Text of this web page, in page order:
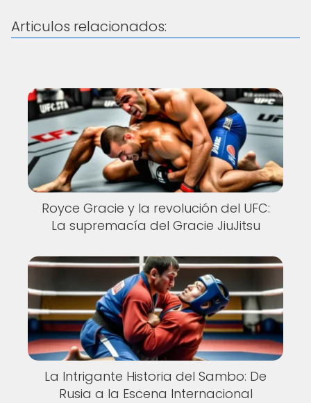
Articulos relacionados:
Royce Gracie y la revolución del UFC:
La supremacía del Gracie JiuJitsu
La Intrigante Historia del Sambo: De
Rusia a la Escena Internacional